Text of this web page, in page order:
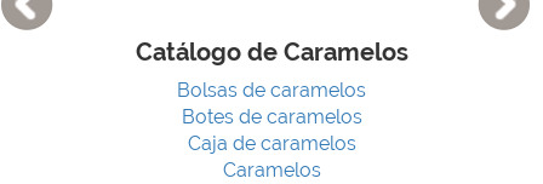
Catálogo de Caramelos
Bolsas de caramelos
Botes de caramelos
Caja de caramelos
Caramelos